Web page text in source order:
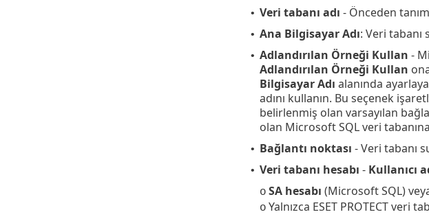
• Veri tabanı adı - Önceden
• Ana Bilgisayar Adı: Veri tabanı
• Adlandırılan Örneği Kullan -
Adlandırılan Örneği Kullan
Bilgisayar Adı alanında
adını kullanın. Bu seçenek
belirlenmiş olan varsayılan
olan Microsoft SQL veri
• Bağlantı noktası - Veri tabanı
• Veri tabanı hesabı - Kullanıcı
o SA hesabı (Microsoft SQL)
o Yalnızca ESET PROTECT veri